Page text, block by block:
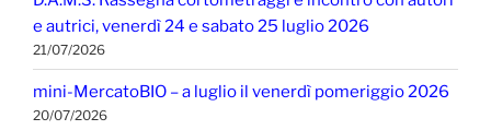
e autrici, venerdì 24 e sabato 25 luglio 2026
21/07/2026
mini-MercatoBIO – a luglio il venerdì pomeriggio 2026
20/07/2026